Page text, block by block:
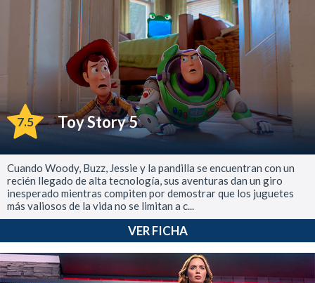
7.5 Toy Story 5
Cuando Woody, Buzz, Jessie y la pandilla se encuentran con un
recién llegado de alta tecnología, sus aventuras dan un giro
inesperado mientras compiten por demostrar que los juguetes
más valiosos de la vida no se limitan a c...
VER FICHA